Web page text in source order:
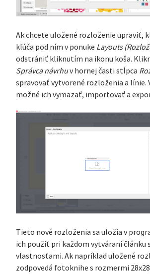
Ak chcete uložené rozloženie upraviť,
kľúča pod ním v ponuke Layouts
odstrániť kliknutím na ikonu koša.
Správca návrhuv hornej časti stĺpca
spravovať vytvorené rozloženia a línie.
možné ich vymazať, importovať a
Tieto nové rozloženia sa uložia v
ich použiť pri každom vytváraní článku
vlastnosťami. Ak napríklad uložené
zodpovedá fotoknihe s rozmermi